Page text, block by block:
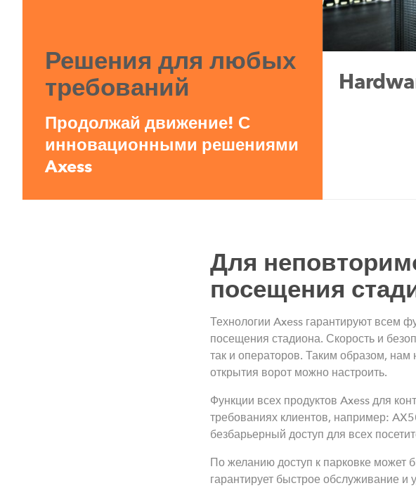
Решения для любых
требований
Продолжай движение! С
инновационными решениями
Axess
Для
посещения
Технологии Axess гарантируют всем
посещения стадиона. Скорость и
так и операторов. Таким образом,
открытия ворот можно настроить.
Функции всех продуктов Axess для
требованиях клиентов, например:
безбарьерный доступ для всех
По желанию доступ к парковке может
гарантирует быстрое обслуживание